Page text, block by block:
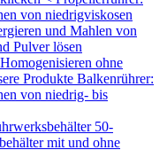
von niedrigviskosen
und Mahlen von
Pulver lösen
ohne
Produkte Balkenrührer:
von niedrig- bis
50-
mit und ohne